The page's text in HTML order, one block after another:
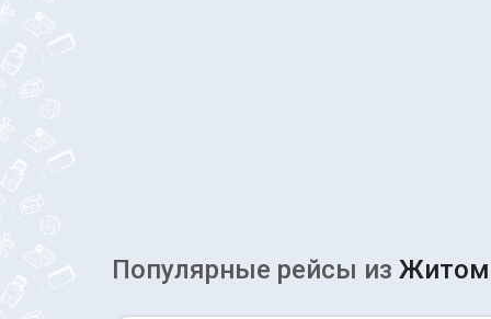
Популярные рейсы из